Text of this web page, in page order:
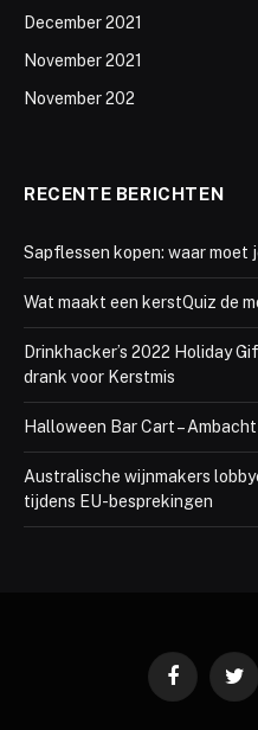
December 2021
November 2021
November 202
RECENTE BERICHTEN
Sapflessen kopen: waar moet
Wat maakt een kerstQuiz de
Drinkhacker’s 2022 Holiday
drank voor Kerstmis
Halloween Bar Cart –
Australische wijnmakers
tijdens EU-besprekingen
Facebook